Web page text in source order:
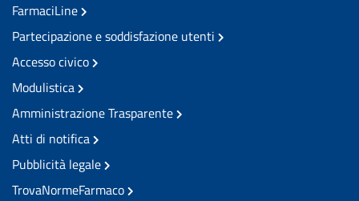
FarmaciLine
Partecipazione e soddisfazione utenti
Accesso civico
Modulistica
Amministrazione Trasparente
Atti di notifica
Pubblicità legale
TrovaNormeFarmaco